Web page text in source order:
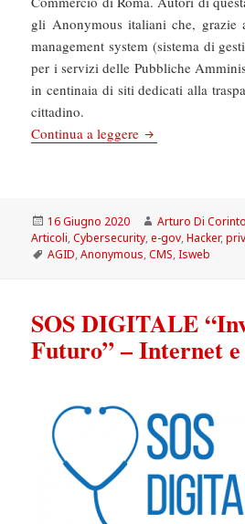
gli Anonymous italiani che,
management system (sistema di
per i servizi delle Pubbliche
in centinaia di siti dedicati alla
cittadino.
Continua a leggere La Repubblica:
Scritto
il
16 Giugno 2020 Autore
Arturo Di Corinto
Articoli,Cybersecurity,e-gov,Hacker,
Tag
AGID,Anonymous,CMS,Isweb
SOS DIGITALE
Futuro” – Internet e